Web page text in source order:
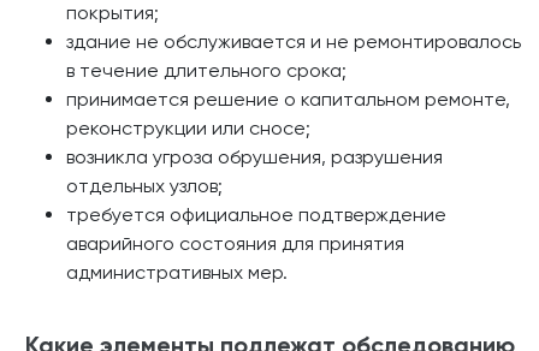
покрытия;
здание не обслуживается и не ремонтировалось
в течение длительного срока;
принимается решение о капитальном ремонте,
реконструкции или сносе;
возникла угроза обрушения, разрушения
отдельных узлов;
требуется официальное подтверждение
аварийного состояния для принятия
административных мер.
Какие элементы подлежат обследованию